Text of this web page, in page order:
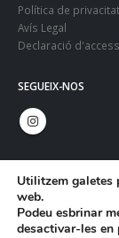
Política de privacitat
Avís Legal
Declaració
SEGUEIX-NOS
Utilitzem galetes
web.
Podeu esbrinar
desactivar-les en